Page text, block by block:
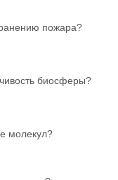
пожара?
биосферы?
молекул?